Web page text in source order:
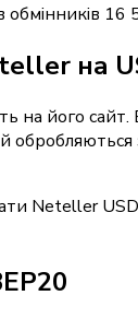
16
на
на його
Neteller USD